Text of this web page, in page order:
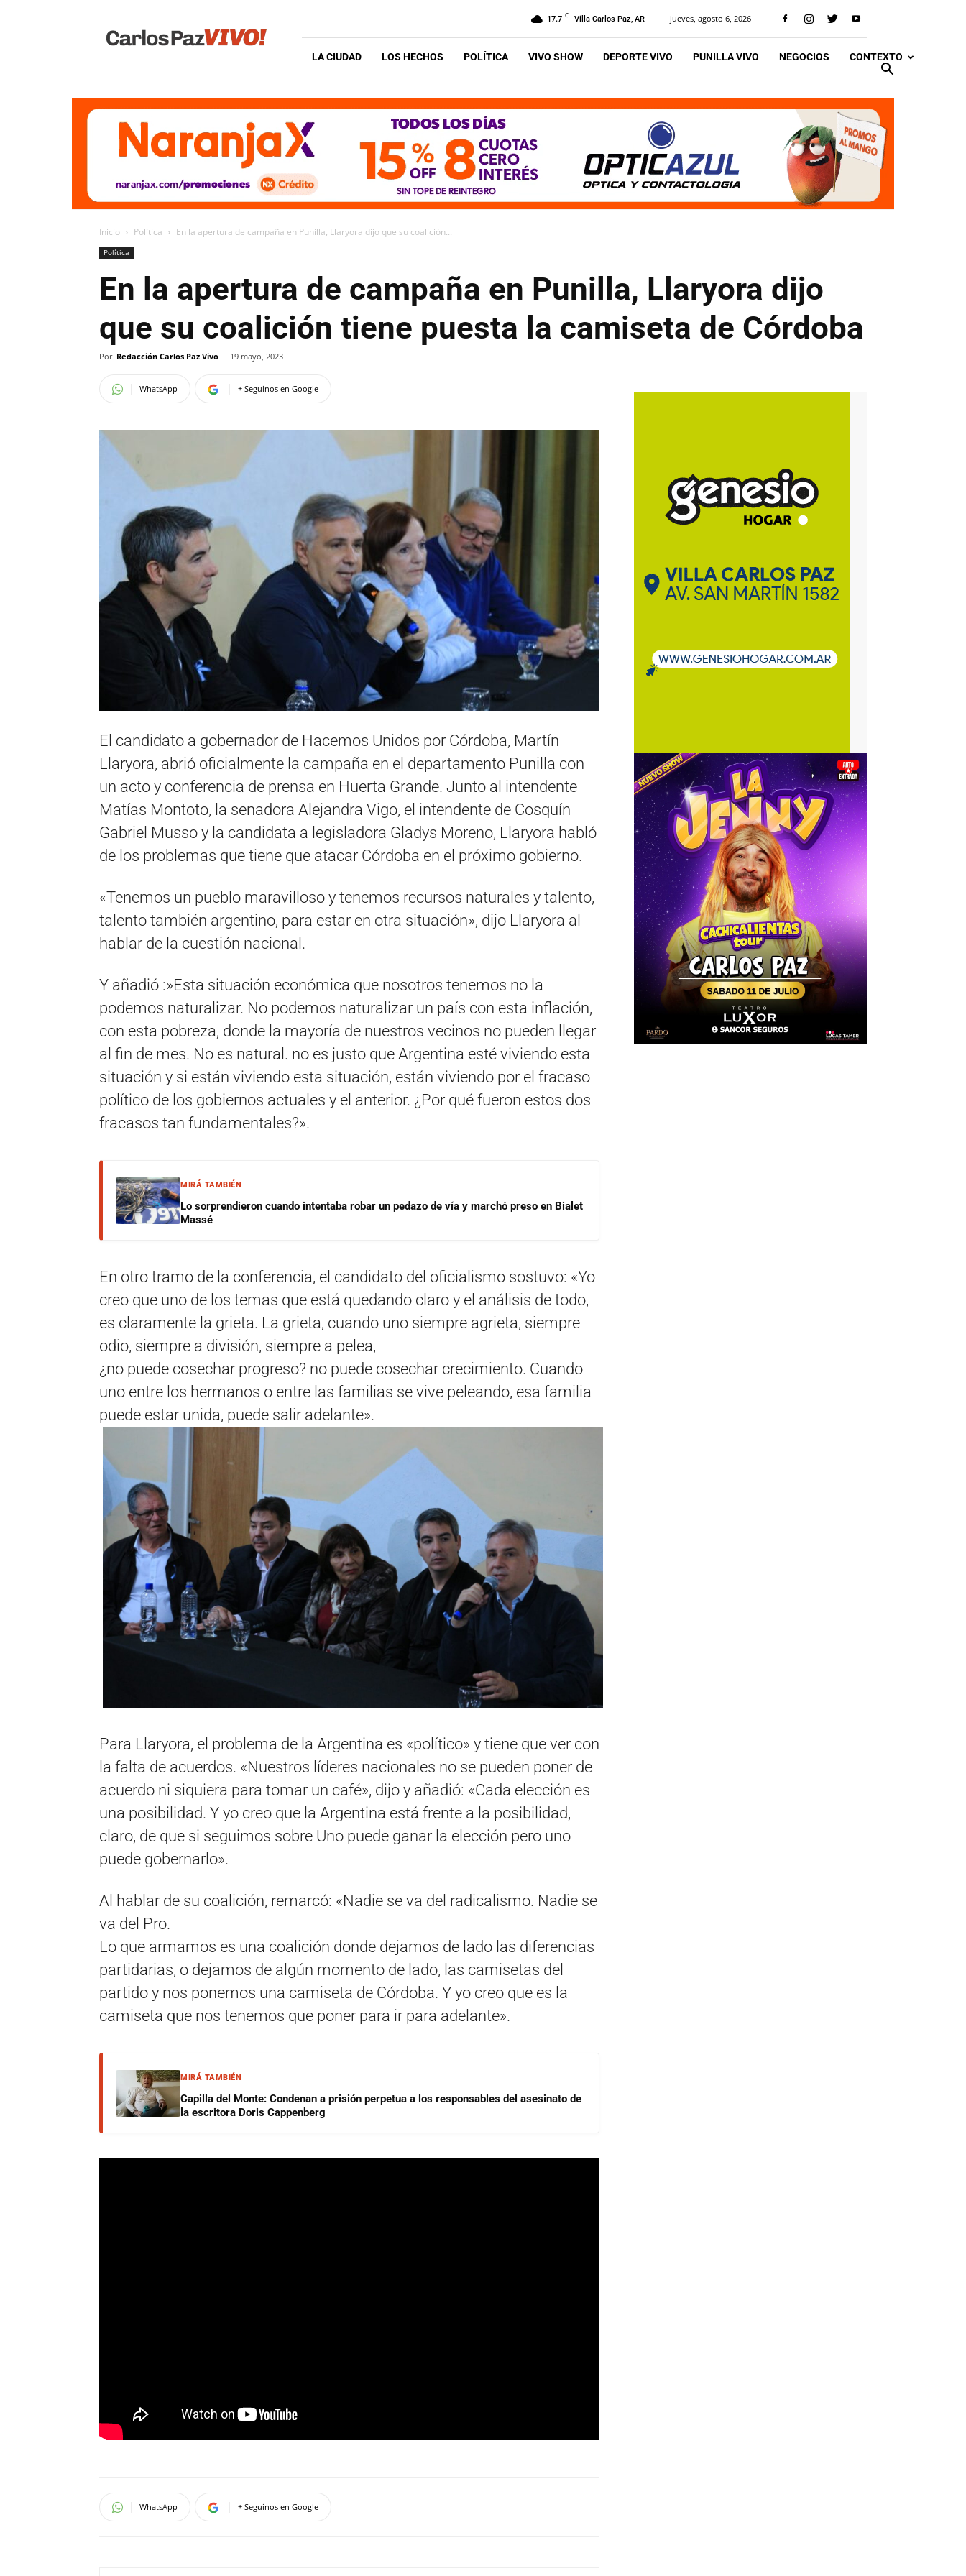
Vivo
17.7 C Villa Carlos Paz, AR jueves, agosto 6, 2026
LA CIUDAD LOS HECHOS POLÍTICA VIVO SHOW DEPORTE VIVO PUNILLA VIVO NEGOCIOS CONTEXTO
Inicio Política En la apertura de campaña en Punilla, Llaryora dijo que su coalición...
Política
En la apertura de campaña en Punilla, Llaryora dijo
que su coalición tiene puesta la camiseta de Córdoba
Por Redacción Carlos Paz Vivo - 19 mayo, 2023
WhatsApp + Seguinos en Google
El candidato a gobernador de Hacemos Unidos por Córdoba, Martín
Llaryora, abrió oficialmente la campaña en el departamento Punilla con
un acto y conferencia de prensa en Huerta Grande. Junto al intendente
Matías Montoto, la senadora Alejandra Vigo, el intendente de Cosquín
Gabriel Musso y la candidata a legisladora Gladys Moreno, Llaryora habló
de los problemas que tiene que atacar Córdoba en el próximo gobierno.
«Tenemos un pueblo maravilloso y tenemos recursos naturales y talento,
talento también argentino, para estar en otra situación», dijo Llaryora al
hablar de la cuestión nacional.
Y añadió :»Esta situación económica que nosotros tenemos no la
podemos naturalizar. No podemos naturalizar un país con esta inflación,
con esta pobreza, donde la mayoría de nuestros vecinos no pueden llegar
al fin de mes. No es natural. no es justo que Argentina esté viviendo esta
situación y si están viviendo esta situación, están viviendo por el fracaso
político de los gobiernos actuales y el anterior. ¿Por qué fueron estos dos
fracasos tan fundamentales?».
MIRÁ TAMBIÉN
Lo sorprendieron cuando intentaba robar un pedazo de vía y marchó preso en Bialet
Massé
En otro tramo de la conferencia, el candidato del oficialismo sostuvo: «Yo
creo que uno de los temas que está quedando claro y el análisis de todo,
es claramente la grieta. La grieta, cuando uno siempre agrieta, siempre
odio, siempre a división, siempre a pelea,
¿no puede cosechar progreso? no puede cosechar crecimiento. Cuando
uno entre los hermanos o entre las familias se vive peleando, esa familia
puede estar unida, puede salir adelante».
Para Llaryora, el problema de la Argentina es «político» y tiene que ver con
la falta de acuerdos. «Nuestros líderes nacionales no se pueden poner de
acuerdo ni siquiera para tomar un café», dijo y añadió: «Cada elección es
una posibilidad. Y yo creo que la Argentina está frente a la posibilidad,
claro, de que si seguimos sobre Uno puede ganar la elección pero uno
puede gobernarlo».
Al hablar de su coalición, remarcó: «Nadie se va del radicalismo. Nadie se
va del Pro.
Lo que armamos es una coalición donde dejamos de lado las diferencias
partidarias, o dejamos de algún momento de lado, las camisetas del
partido y nos ponemos una camiseta de Córdoba. Y yo creo que es la
camiseta que nos tenemos que poner para ir para adelante».
MIRÁ TAMBIÉN
Capilla del Monte: Condenan a prisión perpetua a los responsables del asesinato de
la escritora Doris Cappenberg
WhatsApp + Seguinos en Google